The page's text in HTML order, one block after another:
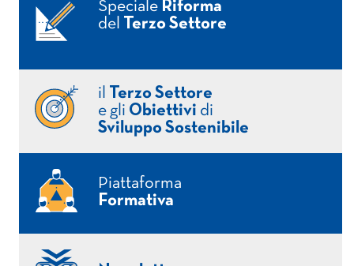
Speciale Riforma
del
Terzo Settore
il
Terzo Settore
e gli Obiettivi di
Sviluppo Sostenibile
Piattaforma
Formativa